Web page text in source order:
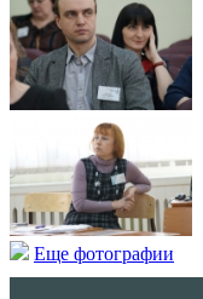
Еще фотографии